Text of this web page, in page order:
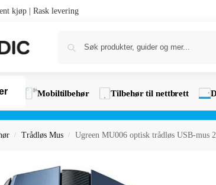
kjøp | Rask levering
Mobiltilbehør Tilbehør til nettbrett
/ Trådløs Mus / Ugreen MU006 optisk trådløs USB-mus